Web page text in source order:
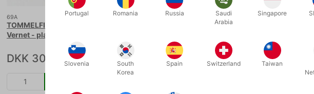
69A
TOMMELFINGER STANDARD -
Vernet - plast
DKK 30,00 / stk
SILKETØRKLÆDER 20 X 20
DKK 25,00 / stk
69E
DKK
Portugal Romania Russia
Saudi
Arabia
Singapore
Slovenia
South
Korea
Spain Switzerland Taiwan